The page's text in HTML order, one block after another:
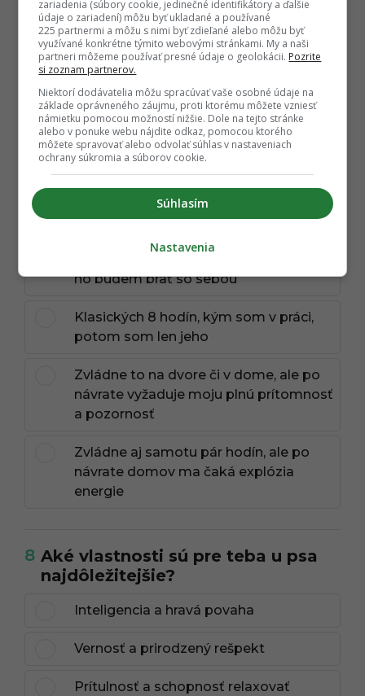
7
Koľko hodín denne bude pes
doma sám?
ho budem brať so sebou
Klasických 8 hodín, kým som v práci,
potom som len jeho
Zvládne to na dvore či v dome, ale po
návrate vyžaduje moju plnú prítomnosť
a pozornosť
Zvládne aj samotu pár hodín, ale po
návrate domov ma čaká explózia
energie
8 Aké vlastnosti sú pre teba u psa
najdôležitejšie?
Inteligencia a hravá povaha
Vernosť a prirodzený rešpekt
Prítulnosť a schopnosť relaxovať
zariadenia (súbory cookie, jedinečné identifikátory a ďalšie
údaje o zariadení) môžu byť ukladané a používané
225 partnermi a môžu s nimi byť zdieľané alebo môžu byť
využívané konkrétne týmito webovými stránkami. My a naši
partneri môžeme používať presné údaje o geolokácii. Pozrite
si zoznam partnerov.
Niektorí dodávatelia môžu spracúvať vaše osobné údaje na
základe oprávneného záujmu, proti ktorému môžete vzniesť
námietku pomocou možností nižšie. Dole na tejto stránke
alebo v ponuke webu nájdite odkaz, pomocou ktorého
môžete spravovať alebo odvolať súhlas v nastaveniach
ochrany súkromia a súborov cookie.
Súhlasím
Nastavenia